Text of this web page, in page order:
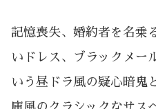
記憶喪失、婚約者を名乗
いドレス、ブラックメー
いう昼ドラ風の疑心暗鬼